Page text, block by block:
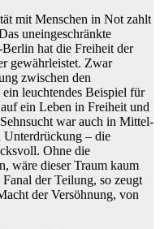
mit Menschen in Not zahlt
uneingeschränkte
hat die Freiheit der
gewährleistet. Zwar
zwischen den
leuchtendes Beispiel für
ein Leben in Freiheit und
war auch in Mittel-
Unterdrückung – die
Ohne die
wäre dieser Traum kaum
der Teilung, so zeugt
der Versöhnung, von